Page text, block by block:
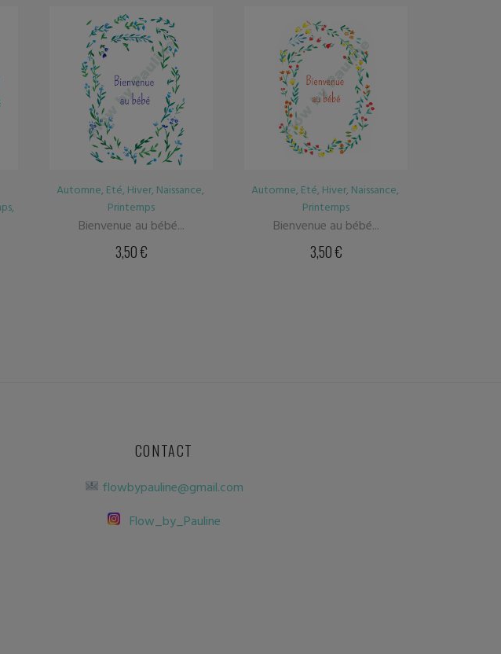
Automne,Eté,Hiver,Naissance,
Printemps
Bienvenue au bébé...
3,50€
Automne,Eté,Hiver,Mariage,
Printemps
Couronne « Tous deux...
3,50€
CONTACT
flowbypauline@gmail.com
Flow_by_Pauline